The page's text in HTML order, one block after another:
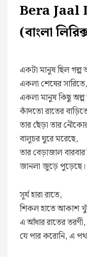
Bera
(বাংলা
একটা মানুষ ছিল গল্প
একলা শেষের সারিতে,
একলা মানুষ কিছু অল্প
কাঁদতো রাতের
তার ছেঁড়া তার
বালুচর ঘুরে মরেছে,
তার বেড়াজাল
জানলা জুড়ে পুড়েছে।
সূর্য হারা রাতে,
শিকল হাতে আকাশ
এ আঁধার রাতের তরণী,
যে পার করোনি, এ